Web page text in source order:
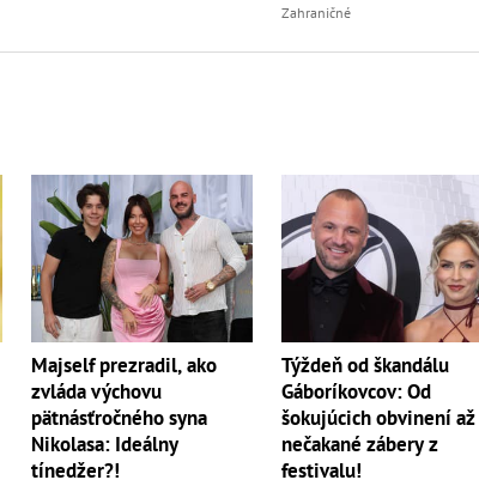
Zahraničné
Majself prezradil, ako
zvláda výchovu
pätnásťročného syna
Nikolasa: Ideálny
tínedžer?!
Týždeň od škandálu
Gáboríkovcov: Od
šokujúcich obvinení
nečakané zábery z
festivalu!